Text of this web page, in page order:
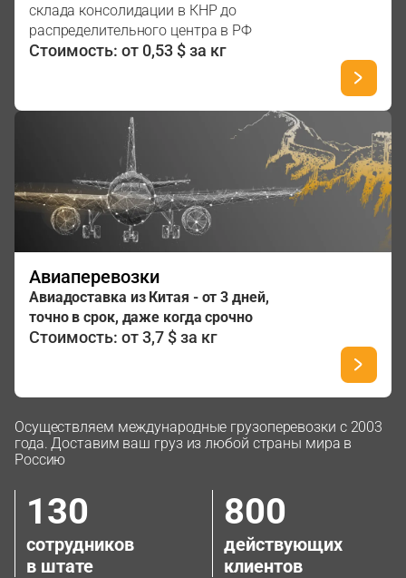
склада консолидации в КНР до
распределительного центра в РФ
Стоимость: от 0,53 $ за кг
Авиаперевозки
Авиадоставка из Китая - от 3 дней,
точно в срок, даже когда срочно
Стоимость: от 3,7 $ за кг
Осуществляем международные грузоперевозки с 2003
года. Доставим ваш груз из любой страны мира в
Россию
130
сотрудников
в штате
800
действующих
клиентов